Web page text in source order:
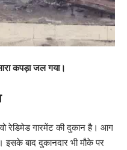
कपड़ा जल गया।
रेडिमेड गारमेंट की दुकान है। आग
इसके बाद दुकानदार भी मौके पर